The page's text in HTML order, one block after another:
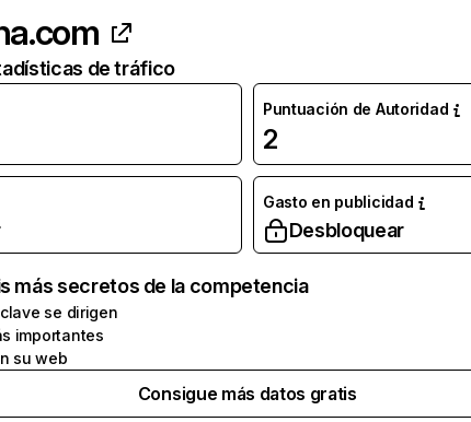
de tráfico
Puntuación de Autoridad
2
Gasto en publicidad
Desbloquear
más secretos de la competencia
se dirigen
importantes
su web
Consigue más datos gratis